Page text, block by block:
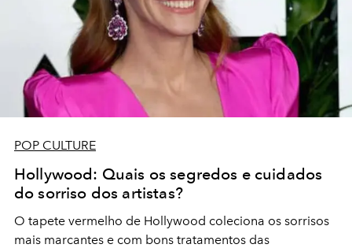
POP CULTURE
Hollywood: Quais os segredos e cuidados
do sorriso dos artistas?
O tapete vermelho de Hollywood coleciona os sorrisos
mais marcantes e com bons tratamentos das